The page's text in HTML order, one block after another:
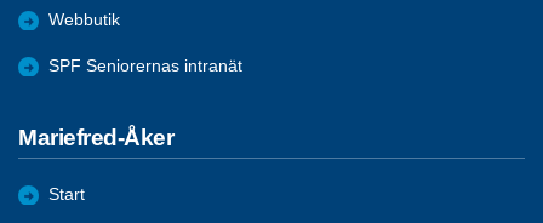
Webbutik
SPF Seniorernas intranät
Mariefred-Åker
Start